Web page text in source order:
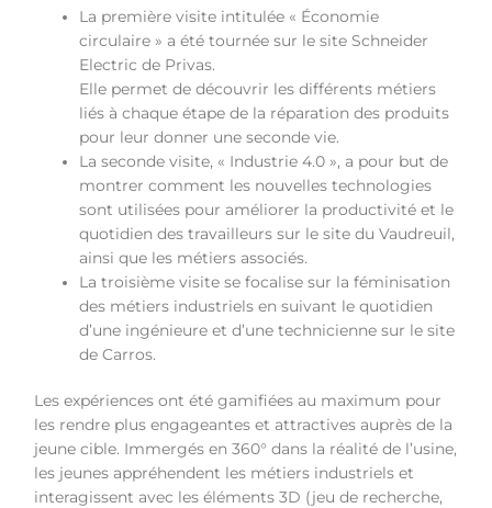
La première visite intitulée « Économie
circulaire » a été tournée sur le site Schneider
Electric de Privas.
Elle permet de découvrir les différents métiers
liés à chaque étape de la réparation des produits
pour leur donner une seconde vie.
La seconde visite, « Industrie 4.0 », a pour but de
montrer comment les nouvelles technologies
sont utilisées pour améliorer la productivité et le
quotidien des travailleurs sur le site du Vaudreuil,
ainsi que les métiers associés.
La troisième visite se focalise sur la féminisation
des métiers industriels en suivant le quotidien
d’une ingénieure et d’une technicienne sur le site
de Carros.
Les expériences ont été gamifiées au maximum pour
les rendre plus engageantes et attractives auprès de la
jeune cible. Immergés en 360° dans la réalité de l’usine,
les jeunes appréhendent les métiers industriels et
interagissent avec les éléments 3D (jeu de recherche,